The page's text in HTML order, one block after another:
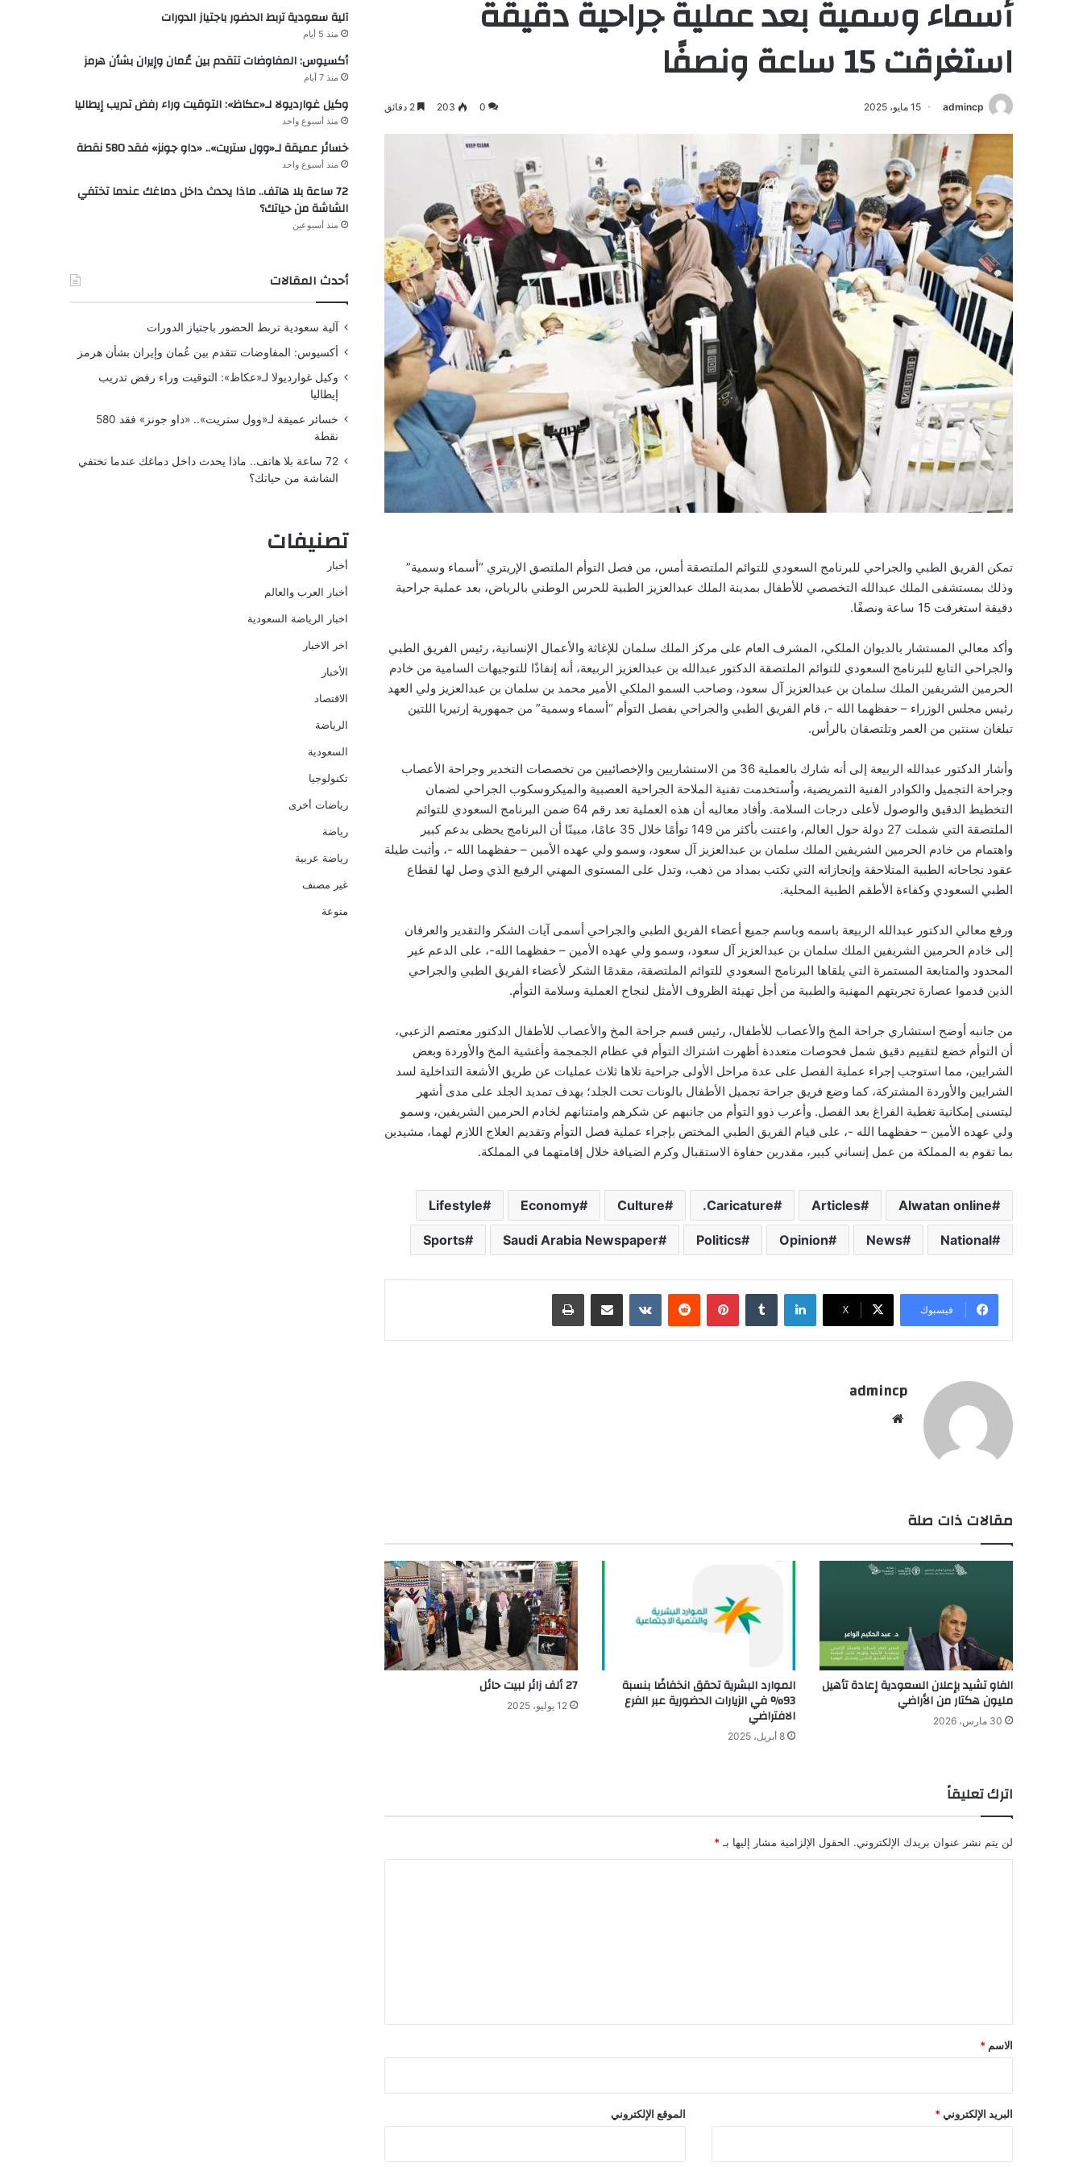
أسماء وسمية بعد عملية جراحية دقيقة
استغرقت 15 ساعة ونصفًا
admincp 15 مايو، 2025 0
203
تمكن الفريق الطبي والجراحي للبرنامج السعودي للتوائم الملتصقة أمس، من فصل التوأم الملتصق الإريتري “أسماء وسمية”
وذلك بمستشفى الملك عبدالله التخصصي للأطفال بمدينة الملك عبدالعزيز الطبية للحرس الوطني بالرياض، بعد عملية جراحية
دقيقة استغرقت 15 ساعة ونصفًا.
وأكد معالي المستشار بالديوان الملكي، المشرف العام على مركز الملك سلمان للإغاثة والأعمال الإنسانية، رئيس الفريق الطبي
والجراحي التابع للبرنامج السعودي للتوائم الملتصقة الدكتور عبدالله بن عبدالعزيز الربيعة، أنه إنفاذًا للتوجيهات السامية من خادم
الحرمين الشريفين الملك سلمان بن عبدالعزيز آل سعود، وصاحب السمو الملكي الأمير محمد بن سلمان بن عبدالعزيز ولي العهد
رئيس مجلس الوزراء – حفظهما الله -، قام الفريق الطبي والجراحي بفصل التوأم “أسماء وسمية” من جمهورية إرتيريا اللتين
تبلغان سنتين من العمر وتلتصقان بالرأس.
وأشار الدكتور عبدالله الربيعة إلى أنه شارك بالعملية 36 من الاستشاريين والإخصائيين من تخصصات التخدير وجراحة الأعصاب
وجراحة التجميل والكوادر الفنية التمريضية، واُستخدمت تقنية الملاحة الجراحية العصبية والميكروسكوب الجراحي لضمان
التخطيط الدقيق والوصول لأعلى درجات السلامة. وأفاد معاليه أن هذه العملية تعد رقم 64 ضمن البرنامج السعودي للتوائم
الملتصقة التي شملت 27 دولة حول العالم، واعتنت بأكثر من 149 توأمًا خلال 35 عامًا، مبينًا أن البرنامج يحظى بدعم كبير
واهتمام من خادم الحرمين الشريفين الملك سلمان بن عبدالعزيز آل سعود، وسمو ولي عهده الأمين – حفظهما الله -، وأثبت طيلة
عقود نجاحاته الطبية المتلاحقة وإنجازاته التي تكتب بمداد من ذهب، وتدل على المستوى المهني الرفيع الذي وصل لها لقطاع
الطبي السعودي وكفاءة الأطقم الطبية المحلية.
ورفع معالي الدكتور عبدالله الربيعة باسمه وباسم جميع أعضاء الفريق الطبي والجراحي أسمى آيات الشكر والتقدير والعرفان
إلى خادم الحرمين الشريفين الملك سلمان بن عبدالعزيز آل سعود، وسمو ولي عهده الأمين – حفظهما الله-، على الدعم غير
المحدود والمتابعة المستمرة التي يلقاها البرنامج السعودي للتوائم الملتصقة، مقدمًا الشكر لأعضاء الفريق الطبي والجراحي
الذين قدموا عصارة تجربتهم المهنية والطبية من أجل تهيئة الظروف الأمثل لنجاح العملية وسلامة التوأم.
من جانبه أوضح استشاري جراحة المخ والأعصاب للأطفال، رئيس قسم جراحة المخ والأعصاب للأطفال الدكتور معتصم الزعبي،
أن التوأم خضع لتقييم دقيق شمل فحوصات متعددة أظهرت اشتراك التوأم في عظام الجمجمة وأغشية المخ والأوردة وبعض
الشرايين، مما استوجب إجراء عملية الفصل على عدة مراحل الأولى جراحية تلاها ثلاث عمليات عن طريق الأشعة التداخلية لسد
الشرايين والأوردة المشتركة، كما وضع فريق جراحة تجميل الأطفال بالونات تحت الجلد؛ بهدف تمديد الجلد على مدى أشهر
ليتسنى إمكانية تغطية الفراغ بعد الفصل. وأعرب ذوو التوأم من جانبهم عن شكرهم وامتنانهم لخادم الحرمين الشريفين، وسمو
ولي عهده الأمين – حفظهما الله -، على قيام الفريق الطبي المختص بإجراء عملية فصل التوأم وتقديم العلاج اللازم لهما، مشيدين
بما تقوم به المملكة من عمل إنساني كبير، مقدرين حفاوة الاستقبال وكرم الضيافة خلال إقامتهما في المملكة.
Alwatan online
Articles
Caricature.
Culture
Economy
Lifestyle
National
News
Opinion
Politics
Saudi Arabia Newspaper
Sports
فيسبوك ‫X
لينكدإن بينتيريست
admincp
مقالات ذات صلة
الفاو تشيد بإعلان السعودية إعادة تأهيل
مليون هكتار من الأراضي
30 مارس، 2026
الموارد البشرية تحقق انخفاضًا بنسبة
93% في الزيارات الحضورية عبر الفرع
الافتراضي
8 أبريل، 2025
27 ألف زائر لبيت حائل
12 يوليو، 2025
اترك تعليقاً
لن يتم نشر عنوان بريدك الإلكتروني. الحقول الإلزامية مشار إليها بـ *
*
الاسم *
البريد الإلكتروني * الموقع الإلكتروني
آلية سعودية تربط الحضور باجتياز الدورات
منذ 5 أيام
أكسيوس: المفاوضات تتقدم بين عُمان وإيران بشأن هرمز
منذ 7 أيام
وكيل غوارديولا لـ«عكاظ»: التوقيت وراء رفض تدريب إيطاليا
منذ أسبوع واحد
خسائر عميقة لـ«وول ستريت».. «داو جونز» فقد 580 نقطة
منذ أسبوع واحد
72 ساعة بلا هاتف.. ماذا يحدث داخل دماغك عندما تختفي
الشاشة من حياتك؟
منذ أسبوعين
أحدث المقالات
آلية سعودية تربط الحضور باجتياز الدورات
أكسيوس: المفاوضات تتقدم بين عُمان وإيران بشأن هرمز
وكيل غوارديولا لـ«عكاظ»: التوقيت وراء رفض تدريب
إيطاليا
خسائر عميقة لـ«وول ستريت».. «داو جونز» فقد 580
نقطة
72 ساعة بلا هاتف.. ماذا يحدث داخل دماغك عندما تختفي
الشاشة من حياتك؟
تصنيفات
أخبار
أخبار العرب والعالم
اخبار الرياضة السعودية
اخر الاخبار
الأخبار
الاقتصاد
الرياضة
السعودية
تكنولوجيا
رياضات أخرى
رياضة
رياضة عربية
غير مصنف
منوعة